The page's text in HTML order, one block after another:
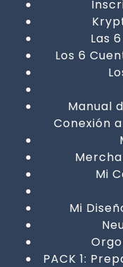
Las
Los 6
Manual
Conexión
Mi
Mi
PACK 1: